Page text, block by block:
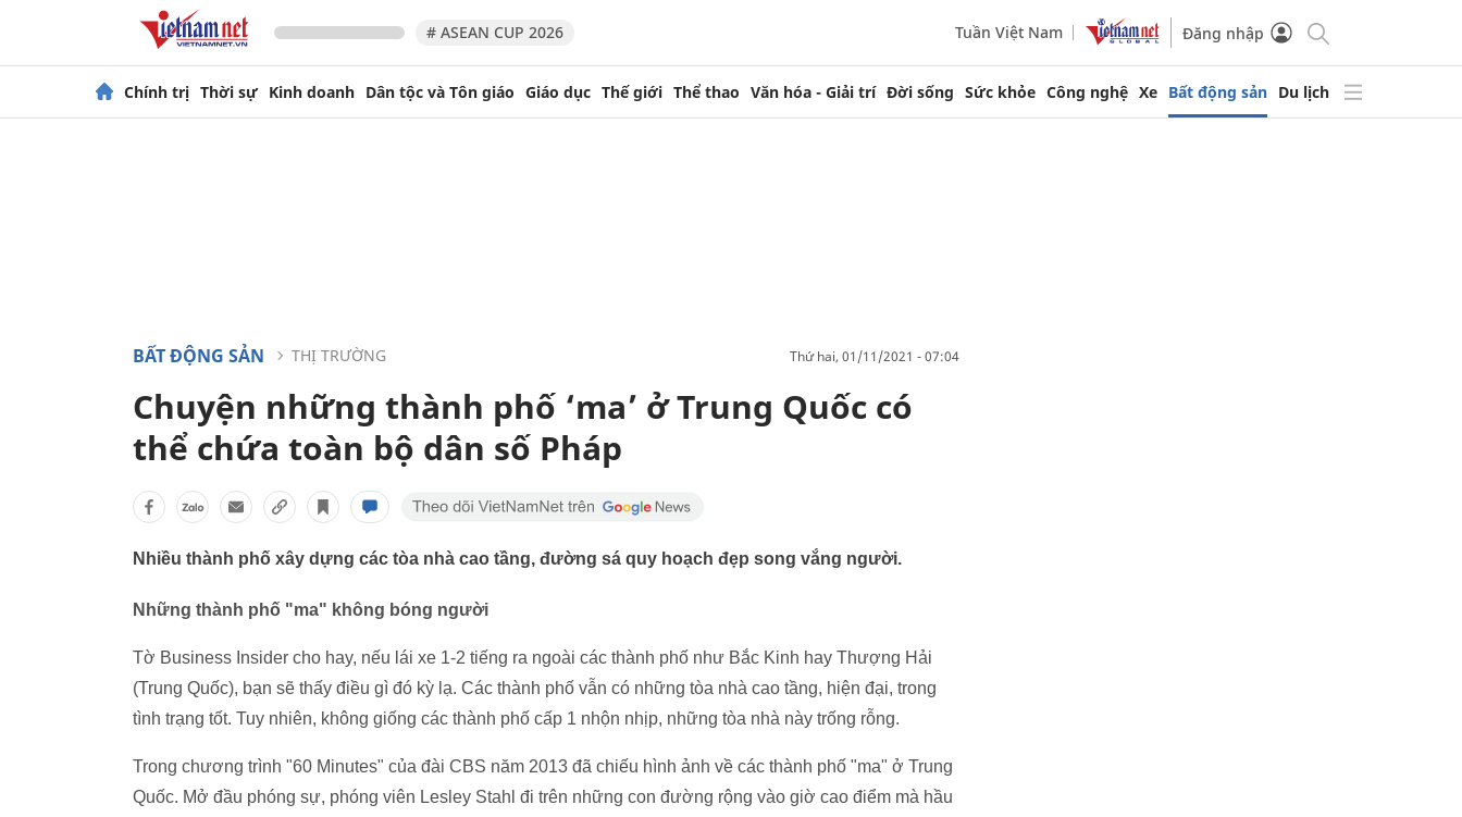
# ASEAN CUP 2026 Tuần Việt Nam Đăng nhập
Chính trị Thời sự Kinh doanh Dân tộc và Tôn giáo Giáo dục Thế giới Thể thao Văn hóa - Giải trí Đời sống Sức khỏe Công nghệ Xe Bất động sản Du lịch
BẤT ĐỘNG SẢN THỊ TRƯỜNG thứ hai, 01/11/2021 - 07:04
Chuyện những thành phố ‘ma’ ở Trung Quốc có
thể chứa toàn bộ dân số Pháp
Nhiều thành phố xây dựng các tòa nhà cao tầng, đường sá quy hoạch đẹp song vắng người.
Những thành phố "ma" không bóng người
Tờ Business Insider cho hay, nếu lái xe 1-2 tiếng ra ngoài các thành phố như Bắc Kinh hay Thượng Hải
(Trung Quốc), bạn sẽ thấy điều gì đó kỳ lạ. Các thành phố vẫn có những tòa nhà cao tầng, hiện đại, trong
tình trạng tốt. Tuy nhiên, không giống các thành phố cấp 1 nhộn nhịp, những tòa nhà này trống rỗng.
Trong chương trình "60 Minutes" của đài CBS năm 2013 đã chiếu hình ảnh về các thành phố "ma" ở Trung
Quốc. Mở đầu phóng sự, phóng viên Lesley Stahl đi trên những con đường rộng vào giờ cao điểm mà hầu